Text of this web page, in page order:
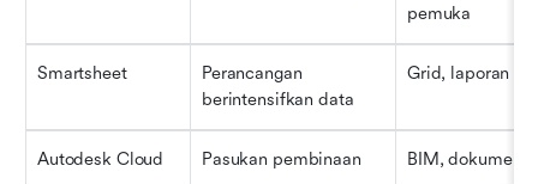
pemuka
Smartsheet
Perancangan
berintensifkan data
Grid, laporan
Autodesk Cloud Pasukan pembinaan BIM, dokumen,